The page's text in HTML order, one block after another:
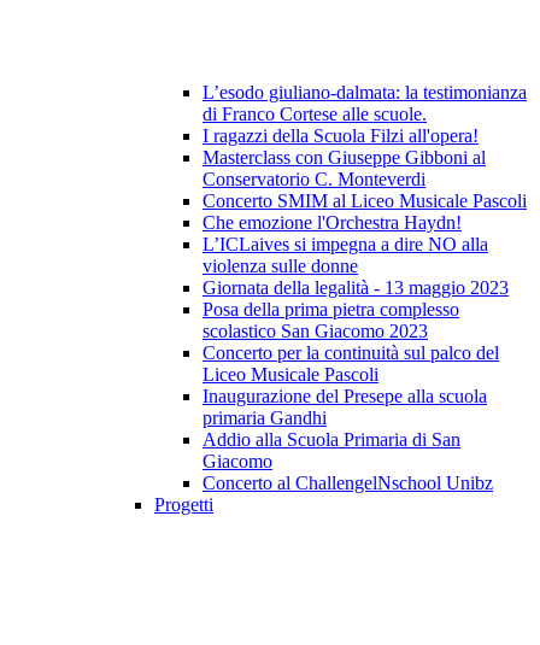
L’esodo giuliano-dalmata: la testimonianza
di Franco Cortese alle scuole.
I ragazzi della Scuola Filzi all'opera!
Masterclass con Giuseppe Gibboni al
Conservatorio C. Monteverdi
Concerto SMIM al Liceo Musicale Pascoli
Che emozione l'Orchestra Haydn!
L’ICLaives si impegna a dire NO alla
violenza sulle donne
Giornata della legalità - 13 maggio 2023
Posa della prima pietra complesso
scolastico San Giacomo 2023
Concerto per la continuità sul palco del
Liceo Musicale Pascoli
Inaugurazione del Presepe alla scuola
primaria Gandhi
Addio alla Scuola Primaria di San
Giacomo
Concerto al ChallengelNschool Unibz
Progetti